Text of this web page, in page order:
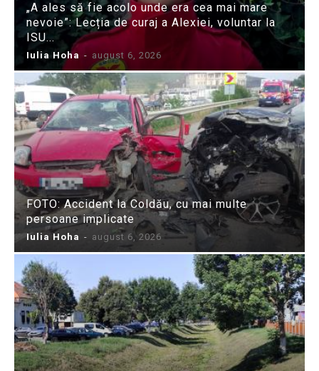
„A ales să fie acolo unde era cea mai mare
nevoie”: Lecția de curaj a Alexiei, voluntar la
ISU...
Iulia Hoha - august 6, 2026
FOTO: Accident la Coldău, cu mai multe
persoane implicate
Iulia Hoha - august 6, 2026